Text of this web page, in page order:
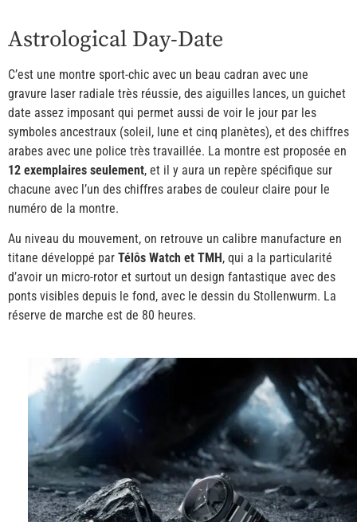
Astrological Day-Date
C’est une montre sport-chic avec un beau cadran avec une
gravure laser radiale très réussie, des aiguilles lances, un guichet
date assez imposant qui permet aussi de voir le jour par les
symboles ancestraux (soleil, lune et cinq planètes), et des chiffres
arabes avec une police très travaillée. La montre est proposée en
12 exemplaires seulement, et il y aura un repère spécifique sur
chacune avec l’un des chiffres arabes de couleur claire pour le
numéro de la montre.
Au niveau du mouvement, on retrouve un calibre manufacture en
titane développé par Télôs Watch et TMH , qui a la particularité
d’avoir un micro-rotor et surtout un design fantastique avec des
ponts visibles depuis le fond, avec le dessin du Stollenwurm. La
réserve de marche est de 80 heures.